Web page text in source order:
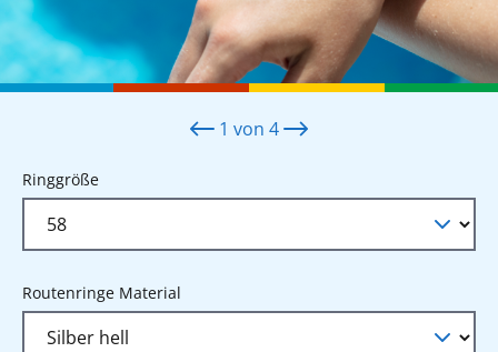
1 von 4
Ringgrößeauswählen
Routenringe Material